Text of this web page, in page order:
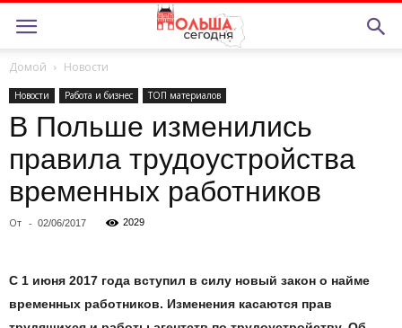
Домой Новости
Новости Работа и бизнес ТОП материалов
В Польше изменились
правила трудоустройства
временных работников
От - 02/06/2017 2029
С 1 июня 2017 года вступил в силу новый закон о найме
временных работников. Изменения касаются прав